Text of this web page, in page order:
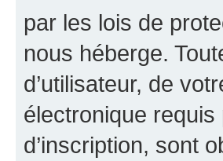
par les lois de
nous héberge.
d’utilisateur, de
électronique
d’inscription, sont